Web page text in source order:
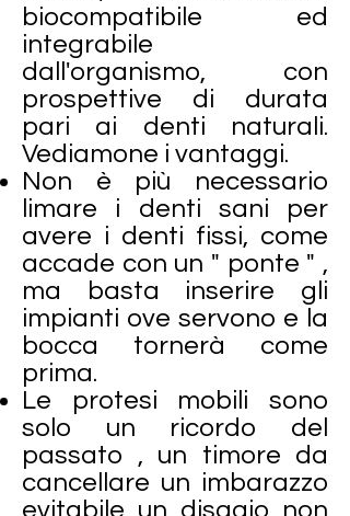
biocompatibile ed
integrabile
dall'organismo, con
prospettive di durata
pari ai denti naturali.
Vediamone i vantaggi.
Non è più necessario
limare i denti sani per
avere i denti fissi, come
accade con un " ponte " ,
ma basta inserire gli
impianti ove servono e la
bocca tornerà come
prima.
Le protesi mobili sono
solo un ricordo del
passato , un timore da
cancellare un imbarazzo
evitabile un disagio non